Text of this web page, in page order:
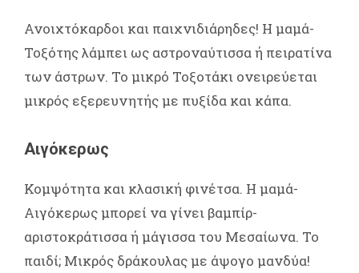
Ανοιχτόκαρδοι και παιχνιδιάρηδες! Η μαμά-
Τοξότης λάμπει ως αστροναύτισσα ή πειρατίνα
των άστρων. Το μικρό Τοξοτάκι ονειρεύεται
μικρός εξερευνητής με πυξίδα και κάπα.
Αιγόκερως
Κομψότητα και κλασική φινέτσα. Η μαμά-
Αιγόκερως μπορεί να γίνει βαμπίρ-
αριστοκράτισσα ή μάγισσα του Μεσαίωνα. Το
παιδί; Μικρός δράκουλας με άψογο μανδύα!